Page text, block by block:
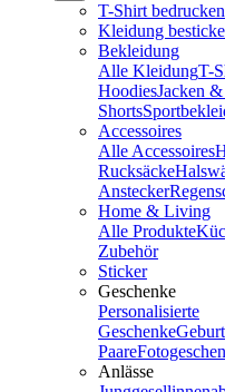
T-Shirt bedrucken
Kleidung
Bekleidung
Alle KleidungT-
HoodiesJacken &
Shorts
Accessoires
Alle Accessoires
Rucksäcke
Anstecker
Home & Living
Alle Produkte
Zubehör
Sticker
Geschenke
Personalisierte
Geschenke
Paare
Anlässe